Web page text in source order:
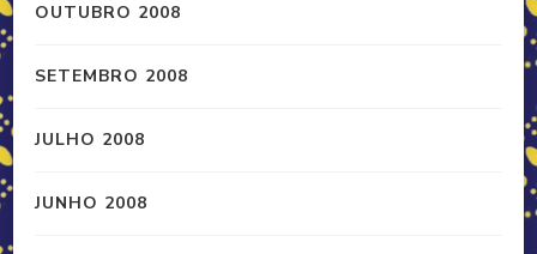
OUTUBRO 2008
SETEMBRO 2008
JULHO 2008
JUNHO 2008